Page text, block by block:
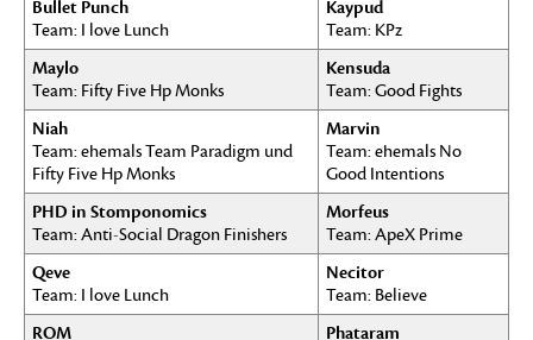
Bullet Punch
Team: I love Lunch
Kaypud
Team: KPz
Maylo
Team: Fifty Five Hp Monks
Kensuda
Team: Good Fights
Niah
Team: ehemals Team Paradigm und
Fifty Five Hp Monks
Marvin
Team: ehemals No
Good Intentions
PHD in Stomponomics
Team: Anti-Social Dragon Finishers
Morfeus
Team: ApeX Prime
Qeve
Team: I love Lunch
Necitor
Team: Believe
ROM Phataram